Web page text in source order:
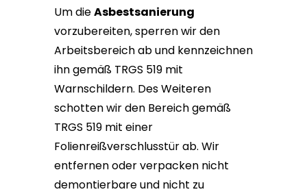
Um dieAsbestsanierung
vorzubereiten, sperren wir den
Arbeitsbereich ab und kennzeichnen
ihn gemäß TRGS 519 mit
Warnschildern. Des Weiteren
schotten wir den Bereich gemäß
TRGS 519 mit einer
Folienreißverschlusstür ab. Wir
entfernen oder verpacken nicht
demontierbare und nicht zu